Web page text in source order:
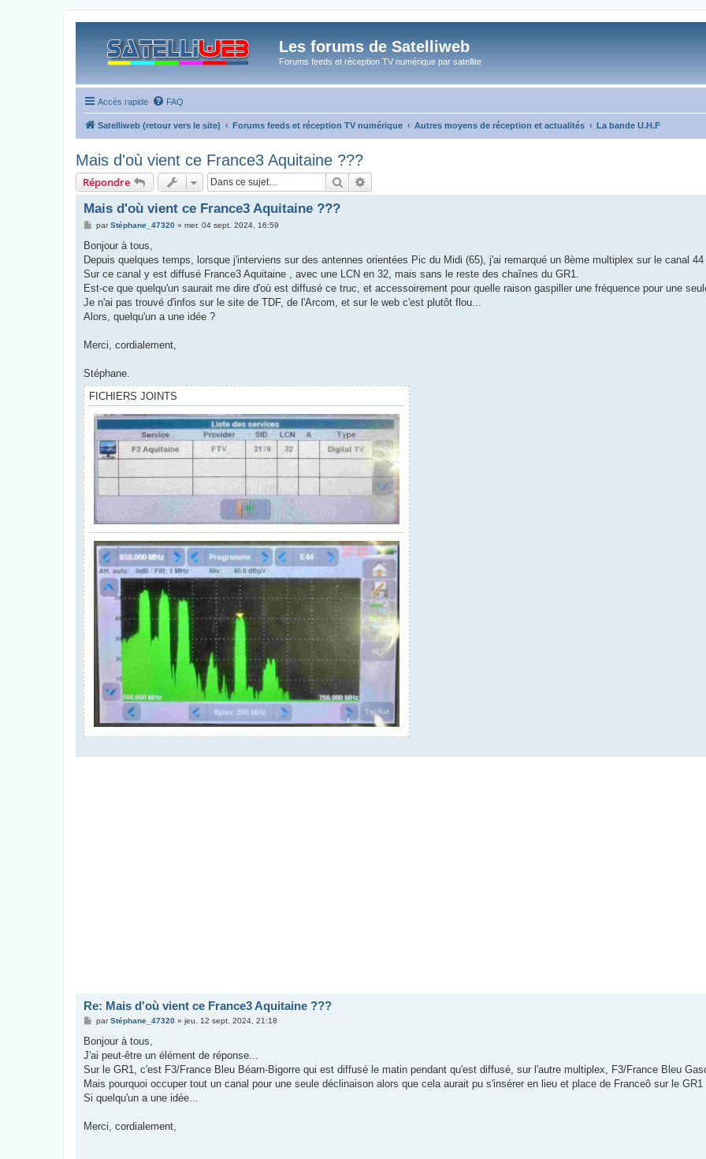
Les forums de Satelliweb
Forums feeds et réception TV numérique par satellite
Accès rapide FAQ
Satelliweb (retour vers le site) Forums feeds et réception TV numérique Autres moyens de réception et actualités La bande U.H.F
Mais d'où vient ce France3 Aquitaine ???
Répondre Rechercher
Mais d'où vient ce France3 Aquitaine ???
M
s
a
g
parStéphane_47320» mer. 04 sept. 2024, 16:59
Bonjour à tous,
Depuis quelques temps, lorsque j'interviens sur des antennes orientées Pic du Midi (65), j'ai remarqué un 8ème multiplex sur le canal 44
Sur ce canal y est diffusé France3 Aquitaine , avec une LCN en 32, mais sans le reste des chaînes du GR1.
Est-ce que quelqu'un saurait me dire d'où est diffusé ce truc, et accessoirement pour quelle raison gaspiller une fréquence pour une
Je n'ai pas trouvé d'infos sur le site de TDF, de l'Arcom, et sur le web c'est plutôt flou...
Alors, quelqu'un a une idée ?
Merci, cordialement,
Stéphane.
FICHIERS JOINTS
Re: Mais d'où vient ce France3 Aquitaine ???
M
s
a
g
parStéphane_47320» jeu. 12 sept. 2024, 21:18
Bonjour à tous,
J'ai peut-être un élément de réponse...
Sur le GR1, c'est F3/France Bleu Béarn-Bigorre qui est diffusé le matin pendant qu'est diffusé, sur l'autre multiplex, F3/France Bleu
Mais pourquoi occuper tout un canal pour une seule déclinaison alors que cela aurait pu s'insérer en lieu et place de Franceô sur le GR1
Si quelqu'un a une idée...
Merci, cordialement,